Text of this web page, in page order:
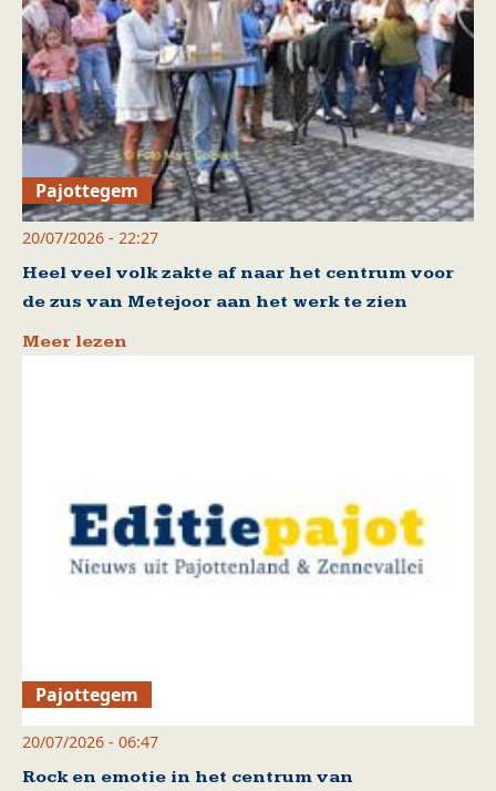
Pajottegem
20/07/2026 - 22:27
Heel veel volk zakte af naar het centrum voor
de zus van Metejoor aan het werk te zien
Meer lezen
Pajottegem
20/07/2026 - 06:47
Rock en emotie in het centrum van